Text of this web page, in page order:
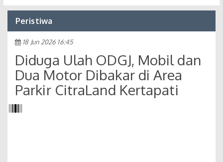
Peristiwa
18 Jun 2026 16:45
Diduga Ulah ODGJ, Mobil dan
Dua Motor Dibakar di Area
Parkir CitraLand Kertapati